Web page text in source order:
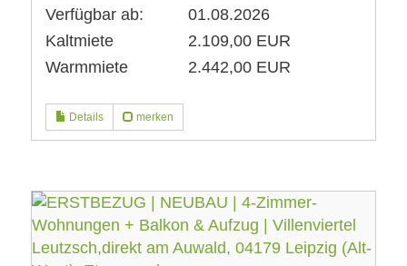
Verfügbar ab:
01.08.2026
Kaltmiete
2.109,00 EUR
Warmmiete
2.442,00 EUR
Details merken